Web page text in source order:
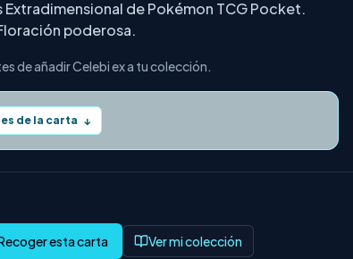
de Pokémon TCG Pocket.
poderosa.
de añadir Celebi ex a tu colección.
de la carta ↓
Ver mi colección